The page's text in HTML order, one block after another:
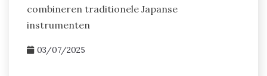
combineren traditionele Japanse
instrumenten
03/07/2025